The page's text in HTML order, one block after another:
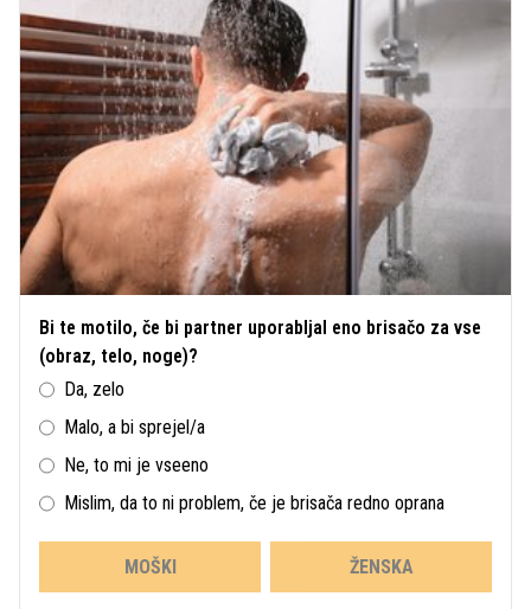
Bi te motilo, če bi partner uporabljal eno brisačo za vse
(obraz, telo, noge)?
Da, zelo
Malo, a bi sprejel/a
Ne, to mi je vseeno
Mislim, da to ni problem, če je brisača redno oprana
MOŠKI ŽENSKA